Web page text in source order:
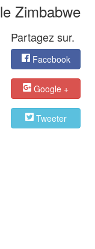
Zimbabwe
Partagez sur.
Facebook
Google +
Tweeter